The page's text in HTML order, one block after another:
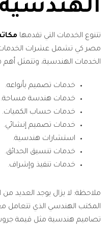
الهندسية
تتنوع الخدمات التي تقدمها
مصر كي تشمل عشرات الخدمات
الخدمات الهندسية، وتتمثل أهم
خدمات تصميم بأنواعه.
خدمات هندسة مساحة.
خدمات حساب الكميات.
خدمات تصميم إنشائي.
استشارات هندسية.
خدمات تنسيق الحدائق.
خدمات تنفيذ وإشراف.
ملاحظة: لا يزال يوجد العديد من
المكتب الهندسي الذي تتعامل
تصاميم هندسية مثل قيمة